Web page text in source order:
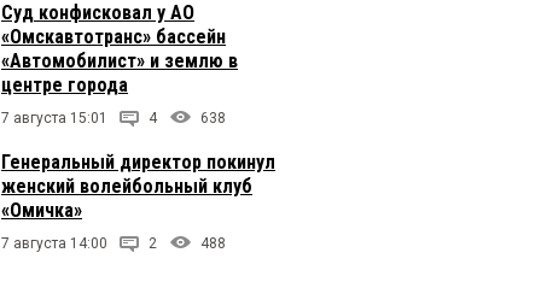
Суд конфисковал у АО
«Омскавтотранс» бассейн
«Автомобилист» и землю в
центре города
7 августа 15:01 4 638
Генеральный директор покинул
женский волейбольный клуб
«Омичка»
7 августа 14:00 2 488